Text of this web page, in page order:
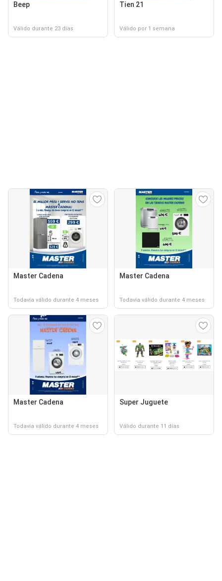
Beep
Válido durante 23 días
Tien 21
Válido por 1 semana
Master Cadena
Todavía válido durante 4 meses
Master Cadena
Todavía válido durante 4 meses
Master Cadena
Todavía válido durante 4 meses
Super Juguete
Válido durante 11 días